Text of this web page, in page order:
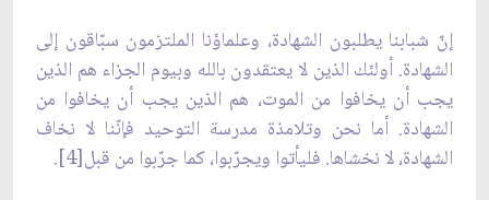
إنّ شبابنا يطلبون الشهادة، وعلماؤنا الملتزمون سبّاقون إلى
الشهادة. أولئك الذين لا يعتقدون بالله وبيوم الجزاء هم الذين
يجب أن يخافوا من الموت، هم الذين يجب أن يخافوا من
الشهادة. أما نحن وتلامذة مدرسة التوحيد فإنّنا لا نخاف
الشهادة، لا نخشاها. فليأتوا ويجرّبوا، كما جرّبوا من قبل[4].